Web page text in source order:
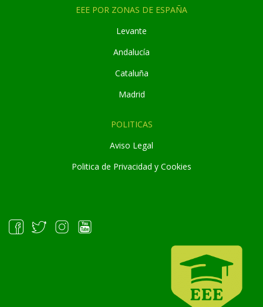
EEE POR ZONAS DE ESPAÑA
Levante
Andalucía
Cataluña
Madrid
POLITICAS
Aviso Legal
Politica de Privacidad y Cookies